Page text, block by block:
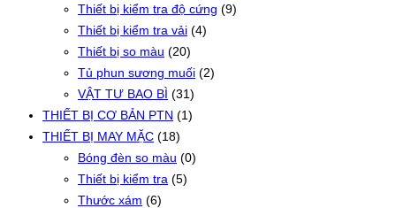
Thiết bị kiểm tra độ cứng (9)
Thiết bị kiểm tra vải (4)
Thiết bị so màu (20)
Tủ phun sương muối (2)
VẬT TƯ BAO BÌ (31)
THIẾT BỊ CƠ BẢN PTN (1)
THIẾT BỊ MAY MẶC (18)
Bóng đèn so màu (0)
Thiết bị kiểm tra (5)
Thước xám (6)